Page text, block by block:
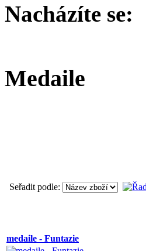
Nacházíte se:
Medaile
Seřadit podle:
medaile - Funtazie